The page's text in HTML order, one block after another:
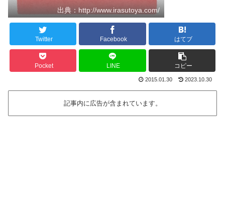
出典：http://www.irasutoya.com/
Twitter Facebook はてブ
Pocket LINE コピー
2015.01.30 2023.10.30
記事内に広告が含まれています。